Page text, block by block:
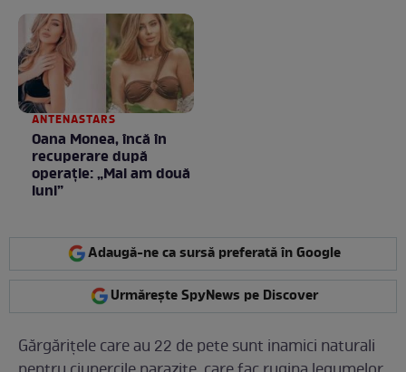
ANTENASTARS
Oana Monea, încă în
recuperare după
operație: „Mai am două
luni”
Adaugă-ne ca sursă preferată în Google
Urmărește SpyNews pe Discover
Gărgărițele care au 22 de pete sunt inamici naturali